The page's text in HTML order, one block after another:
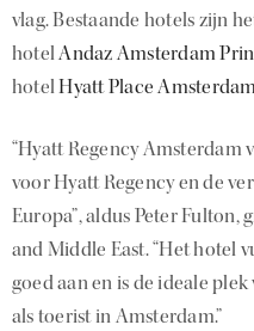
vlag. Bestaande hotels zijn
hotelAndaz Amsterdam
hotelHyatt Place
“Hyatt Regency
voor Hyatt Regency en de
Europa”, aldus Peter
and Middle East. “Het hotel
goed aan en is de ideale
als toerist in Amsterdam.”